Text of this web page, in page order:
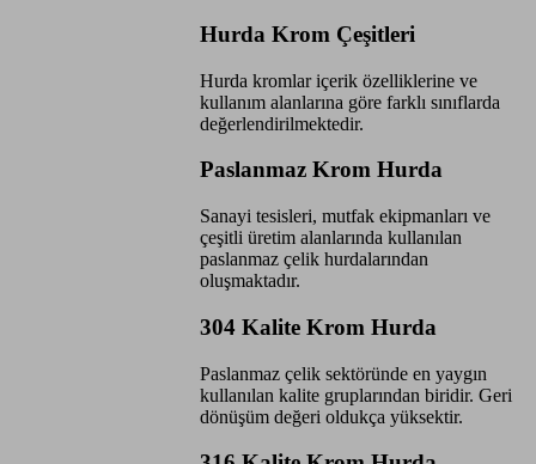
Hurda Krom Çeşitleri
Hurda kromlar içerik özelliklerine ve
kullanım alanlarına göre farklı sınıflarda
değerlendirilmektedir.
Paslanmaz Krom Hurda
Sanayi tesisleri, mutfak ekipmanları ve
çeşitli üretim alanlarında kullanılan
paslanmaz çelik hurdalarından
oluşmaktadır.
304 Kalite Krom Hurda
Paslanmaz çelik sektöründe en yaygın
kullanılan kalite gruplarından biridir. Geri
dönüşüm değeri oldukça yüksektir.